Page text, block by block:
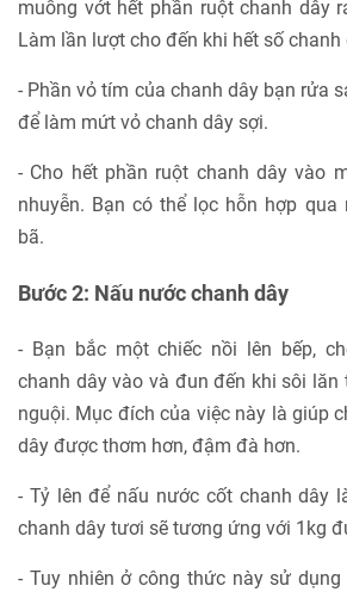
muỗng vớt hết phần ruột chanh dây
Làm lần lượt cho đến khi hết số
- Phần vỏ tím của chanh dây bạn rửa
để làm mứt vỏ chanh dây sợi.
- Cho hết phần ruột chanh dây vào
nhuyễn. Bạn có thể lọc hỗn hợp
bã.
Bước 2: Nấu nước chanh dây
- Bạn bắc một chiếc nồi lên bếp,
chanh dây vào và đun đến khi sôi
nguội. Mục đích của việc này là giúp
dây được thơm hơn, đậm đà hơn.
- Tỷ lên để nấu nước cốt chanh dây
chanh dây tươi sẽ tương ứng với 1kg
- Tuy nhiên ở công thức này sử